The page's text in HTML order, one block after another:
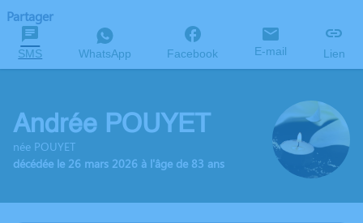
Partager
SMS WhatsApp Facebook E-mail Lien
Andrée POUYET
née POUYET
décédée le 26 mars 2026 à l'âge de 83 ans